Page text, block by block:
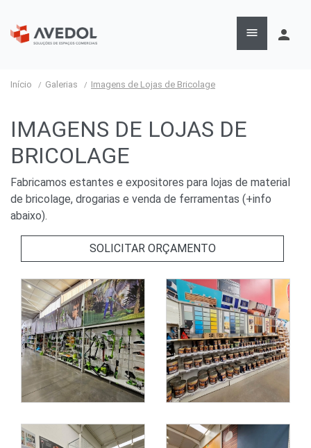
 person
Início Galerias Imagens de Lojas de Bricolage
IMAGENS DE LOJAS DE
BRICOLAGE
Fabricamos estantes e expositores para lojas de material
de bricolage, drogarias e venda de ferramentas (+info
abaixo).
SOLICITAR ORÇAMENTO